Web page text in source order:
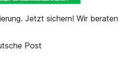
Jetzt sichern! Wir beraten
Post